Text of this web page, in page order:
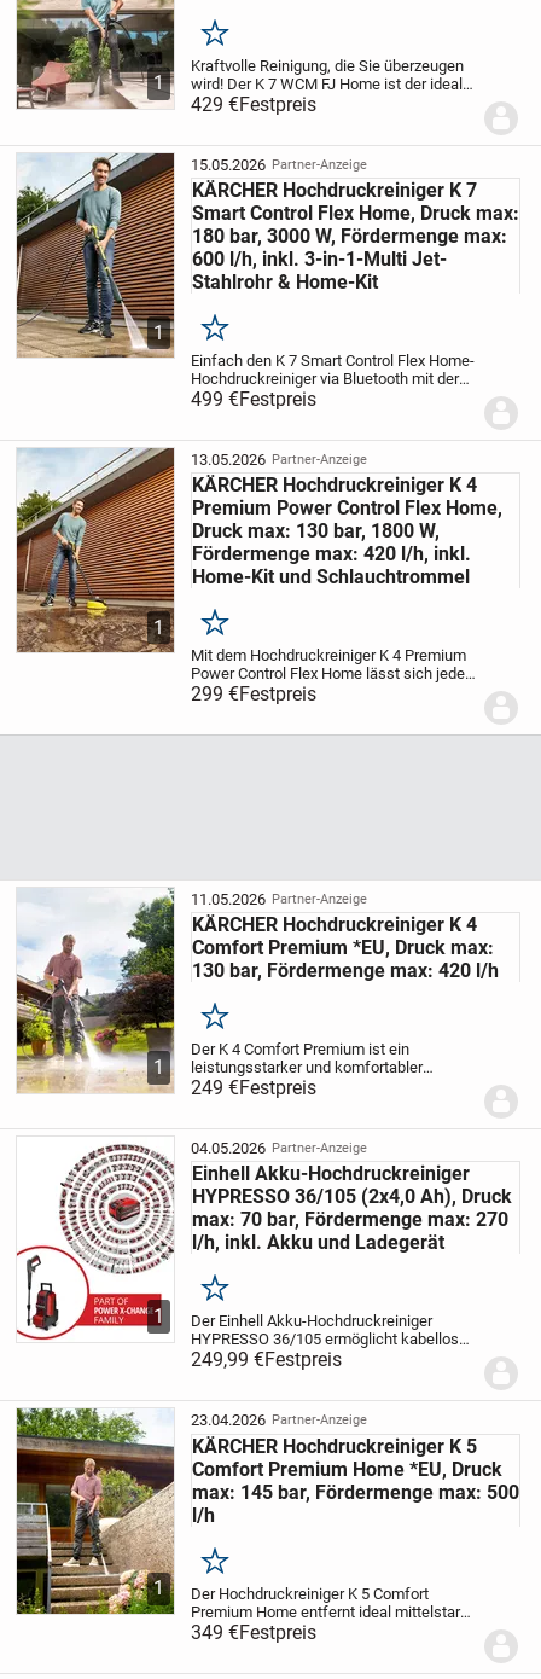
1
Merken
Kraftvolle Reinigung, die Sie überzeugen
wird! Der K 7 WCM FJ Home ist der ideale
(Reinigungs-)Partner für häufige Einsätze
und starke Verschmutzungen: Mit seinem
429 €Festpreis
1
15.05.2026 Partner-Anzeige
KÄRCHER Hochdruckreiniger K 7
Smart Control Flex Home, Druck max:
180 bar, 3000 W, Fördermenge max:
600 l/h, inkl. 3-in-1-Multi Jet-
Stahlrohr & Home-Kit
Merken
Einfach den K 7 Smart Control Flex Home-
Hochdruckreiniger via Bluetooth mit der
Kärcher Home &, Garden App auf dem
Smartphone verbinden – schon wird die
Denn...
499 €Festpreis
1
13.05.2026 Partner-Anzeige
KÄRCHER Hochdruckreiniger K 4
Premium Power Control Flex Home,
Druck max: 130 bar, 1800 W,
Fördermenge max: 420 l/h, inkl.
Home-Kit und Schlauchtrommel
Merken
Mit dem Hochdruckreiniger K 4 Premium
Power Control Flex Home lässt sich jede
Oberfläche mit passendem Druck
reinigen. Um den richtigen Druck zu
299 €Festpreis
1
11.05.2026 Partner-Anzeige
KÄRCHER Hochdruckreiniger K 4
Comfort Premium *EU, Druck max:
130 bar, Fördermenge max: 420 l/h
Merken
Der K 4 Comfort Premium ist ein
leistungsstarker und komfortabler
Hochdruckreiniger, ideal für die
Entfernung mittelstarker
Auto. Sein langlebiger, wassergekühlter...
249 €Festpreis
1
04.05.2026 Partner-Anzeige
Einhell Akku-Hochdruckreiniger
HYPRESSO 36/105 (2x4,0 Ah), Druck
max: 70 bar, Fördermenge max: 270
l/h, inkl. Akku und Ladegerät
Merken
Der Einhell Akku-Hochdruckreiniger
HYPRESSO 36/105 ermöglicht kabellose
Flexibilität bei der kraftvollen Reinigung
rund um Garten und Terrasse. Als Mitglied
der...
249,99 €Festpreis
1
23.04.2026 Partner-Anzeige
KÄRCHER Hochdruckreiniger K 5
Comfort Premium Home *EU, Druck
max: 145 bar, Fördermenge max: 500
l/h
Merken
Der Hochdruckreiniger K 5 Comfort
Premium Home entfernt ideal mittelstarke
Verschmutzungen rund um Haus und
Auto. Inklusive Home Kit mit
349 €Festpreis